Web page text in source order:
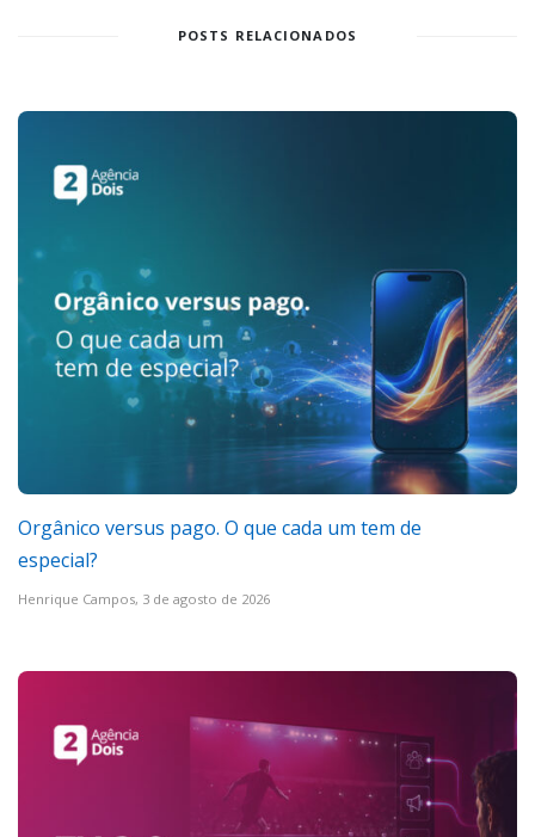
POSTS RELACIONADOS
Orgânico versus pago. O que cada um tem de
especial?
Henrique Campos, 3 de agosto de 2026